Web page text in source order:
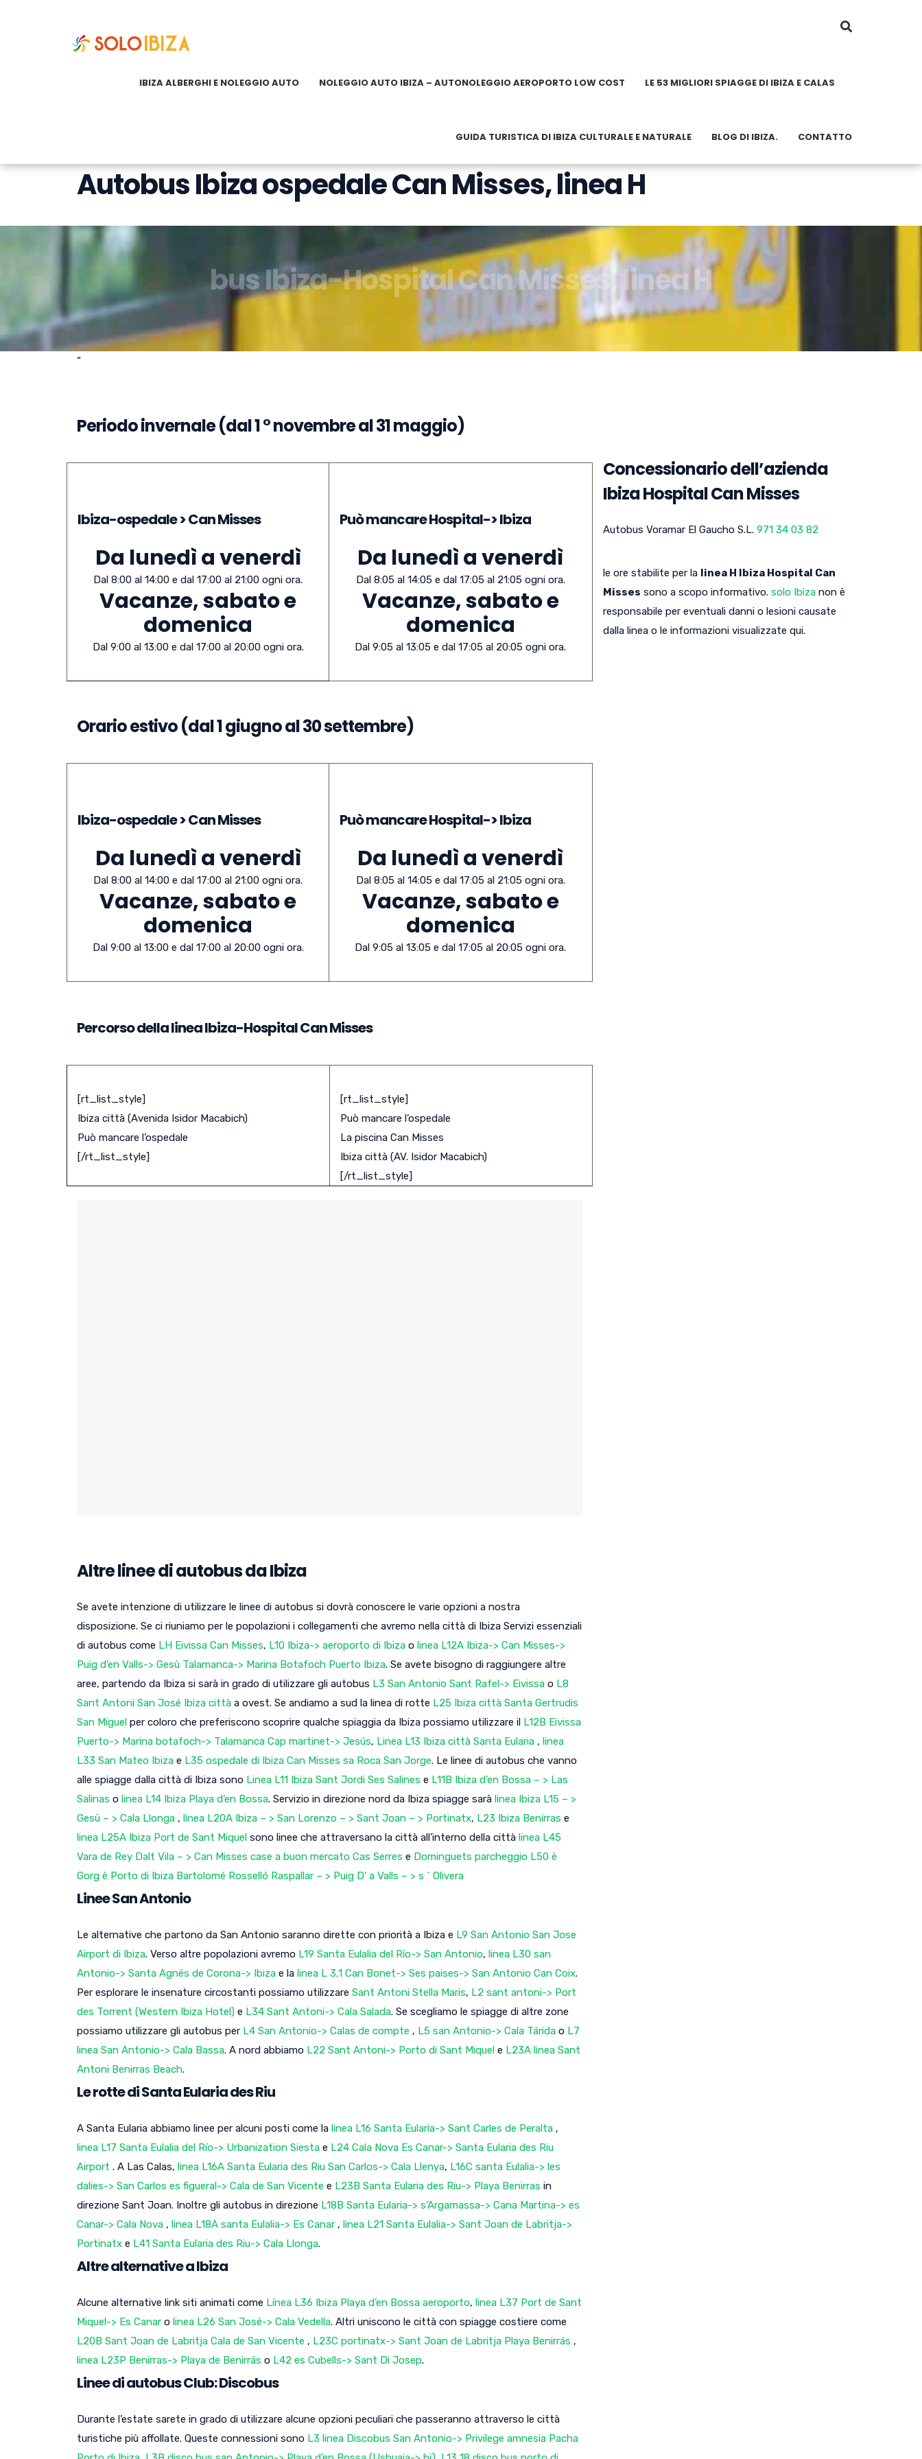
IBIZA ALBERGHI E NOLEGGIO AUTO NOLEGGIO AUTO IBIZA – AUTONOLEGGIO AEROPORTO LOW COST LE 53 MIGLIORI SPIAGGE DI IBIZA E CALAS
GUIDA TURISTICA DI IBIZA CULTURALE E NATURALE BLOG DI IBIZA. CONTATTO
Autobus Ibiza ospedale Can Misses, linea H
bus Ibiza-Hospital Can Misses, linea H
“
Periodo invernale (dal 1 ° novembre al 31 maggio)
Ibiza-ospedale > Can Misses
Da lunedì a venerdì
Dal 8:00 al 14:00 e dal 17:00 al 21:00 ogni ora.
Vacanze, sabato e
domenica
Dal 9:00 al 13:00 e dal 17:00 al 20:00 ogni ora.
Può mancare Hospital-> Ibiza
Da lunedì a venerdì
Dal 8:05 al 14:05 e dal 17:05 al 21:05 ogni ora.
Vacanze, sabato e
domenica
Dal 9:05 al 13:05 e dal 17:05 al 20:05 ogni ora.
Orario estivo (dal 1 giugno al 30 settembre)
Ibiza-ospedale > Can Misses
Da lunedì a venerdì
Dal 8:00 al 14:00 e dal 17:00 al 21:00 ogni ora.
Vacanze, sabato e
domenica
Dal 9:00 al 13:00 e dal 17:00 al 20:00 ogni ora.
Può mancare Hospital-> Ibiza
Da lunedì a venerdì
Dal 8:05 al 14:05 e dal 17:05 al 21:05 ogni ora.
Vacanze, sabato e
domenica
Dal 9:05 al 13:05 e dal 17:05 al 20:05 ogni ora.
Percorso della linea Ibiza-Hospital Can Misses
[rt_list_style]
Ibiza città (Avenida Isidor Macabich)
Può mancare l’ospedale
[/rt_list_style]
[rt_list_style]
Può mancare l’ospedale
La piscina Can Misses
Ibiza città (AV. Isidor Macabich)
[/rt_list_style]
Altre linee di autobus da Ibiza
Se avete intenzione di utilizzare le linee di autobus si dovrà conoscere le varie opzioni a nostra
disposizione. Se ci riuniamo per le popolazioni i collegamenti che avremo nella città di Ibiza Servizi essenziali
di autobus come LH Eivissa Can Misses, L10 Ibiza-> aeroporto di Ibiza o linea L12A Ibiza-> Can Misses->
Puig d’en Valls-> Gesù Talamanca-> Marina Botafoch Puerto Ibiza. Se avete bisogno di raggiungere altre
aree, partendo da Ibiza si sarà in grado di utilizzare gli autobus L3 San Antonio Sant Rafel-> Eivissa o L8
Sant Antoni San José Ibiza città a ovest. Se andiamo a sud la linea di rotte L25 Ibiza città Santa Gertrudis
San Miguel per coloro che preferiscono scoprire qualche spiaggia da Ibiza possiamo utilizzare il L12B Eivissa
Puerto-> Marina botafoch-> Talamanca Cap martinet-> Jesús, Linea L13 Ibiza città Santa Eularia , linea
L33 San Mateo Ibiza e L35 ospedale di Ibiza Can Misses sa Roca San Jorge. Le linee di autobus che vanno
alle spiagge dalla città di Ibiza sono Linea L11 Ibiza Sant Jordi Ses Salines e L11B Ibiza d’en Bossa – > Las
Salinas o linea L14 Ibiza Playa d’en Bossa. Servizio in direzione nord da Ibiza spiagge sarà linea Ibiza L15 – >
Gesù – > Cala Llonga , linea L20A Ibiza – > San Lorenzo – > Sant Joan – > Portinatx, L23 Ibiza Benirras e
linea L25A Ibiza Port de Sant Miquel sono linee che attraversano la città all’interno della città linea L45
Vara de Rey Dalt Vila – > Can Misses case a buon mercato Cas Serres e Dominguets parcheggio L50 è
Gorg è Porto di Ibiza Bartolomé Rosselló Raspallar – > Puig D’ a Valls – > s ´ Olivera
Linee San Antonio
Le alternative che partono da San Antonio saranno dirette con priorità a Ibiza e L9 San Antonio San Jose
Airport di Ibiza. Verso altre popolazioni avremo L19 Santa Eulalia del Río-> San Antonio, linea L30 san
Antonio-> Santa Agnés de Corona-> Ibiza e la linea L 3,1 Can Bonet-> Ses paises-> San Antonio Can Coix.
Per esplorare le insenature circostanti possiamo utilizzare Sant Antoni Stella Maris, L2 sant antoni-> Port
des Torrent (Western Ibiza Hotel) e L34 Sant Antoni-> Cala Salada. Se scegliamo le spiagge di altre zone
possiamo utilizzare gli autobus per L4 San Antonio-> Calas de compte , L5 san Antonio-> Cala Tárida o L7
linea San Antonio-> Cala Bassa. A nord abbiamo L22 Sant Antoni-> Porto di Sant Miquel e L23A linea Sant
Antoni Benirras Beach.
Le rotte di Santa Eularia des Riu
A Santa Eularia abbiamo linee per alcuni posti come la linea L16 Santa Eularia-> Sant Carles de Peralta ,
linea L17 Santa Eulalia del Río-> Urbanization Siesta e L24 Cala Nova Es Canar-> Santa Eularia des Riu
Airport . A Las Calas, linea L16A Santa Eularia des Riu San Carlos-> Cala Llenya, L16C santa Eulalia-> les
dalies-> San Carlos es figueral-> Cala de San Vicente e L23B Santa Eularia des Riu-> Playa Benirras in
direzione Sant Joan. Inoltre gli autobus in direzione L18B Santa Eularia-> s’Argamassa-> Cana Martina-> es
Canar-> Cala Nova , linea L18A santa Eulalia-> Es Canar , linea L21 Santa Eulalia-> Sant Joan de Labritja->
Portinatx e L41 Santa Eularia des Riu-> Cala Llonga.
Altre alternative a Ibiza
Alcune alternative link siti animati come Línea L36 Ibiza Playa d’en Bossa aeroporto, linea L37 Port de Sant
Miquel-> Es Canar o linea L26 San José-> Cala Vedella. Altri uniscono le città con spiagge costiere come
L20B Sant Joan de Labritja Cala de San Vicente , L23C portinatx-> Sant Joan de Labritja Playa Benirrás ,
linea L23P Benirras-> Playa de Benirrás o L42 es Cubells-> Sant Di Josep.
Linee di autobus Club: Discobus
Durante l’estate sarete in grado di utilizzare alcune opzioni peculiari che passeranno attraverso le città
turistiche più affollate. Queste connessioni sono L3 linea Discobus San Antonio-> Privilege amnesia Pacha
Concessionario dell’azienda
Ibiza Hospital Can Misses
Autobus Voramar El Gaucho S.L. 971 34 03 82
le ore stabilite per la linea H Ibiza Hospital Can
Misses sono a scopo informativo. solo Ibizanon è
responsabile per eventuali danni o lesioni causate
dalla linea o le informazioni visualizzate qui.